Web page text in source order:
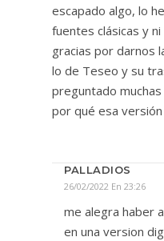
escapado algo, lo
fuentes clásicas y
gracias por darnos
lo de Teseo y su
preguntado
por qué esa
PALLADIOS
26/02/2022 En 23:26
me alegra haber
en una version